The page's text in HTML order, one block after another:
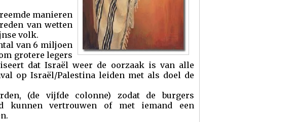
manieren
van wetten
volk.
van 6 miljoen
grotere legers
dat Israël weer de oorzaak is van alle
op Israël/Palestina leiden met als doel de
(de vijfde colonne) zodat de burgers
vertrouwen of met iemand een